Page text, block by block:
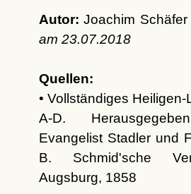
Autor: Joachim Schäfer
am 23.07.2018
Quellen:
• Vollständiges
A-D.
Evangelist Stadler und
B. Schmid'sche
Augsburg, 1858